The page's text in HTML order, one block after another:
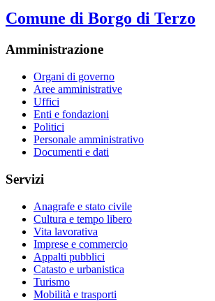
Comune di Borgo di Terzo
Amministrazione
Organi di governo
Aree amministrative
Uffici
Enti e fondazioni
Politici
Personale amministrativo
Documenti e dati
Servizi
Anagrafe e stato civile
Cultura e tempo libero
Vita lavorativa
Imprese e commercio
Appalti pubblici
Catasto e urbanistica
Turismo
Mobilità e trasporti